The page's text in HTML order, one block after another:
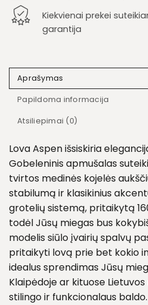
Kiekvienai prekei
garantija
Aprašymas
Papildoma informacija
Atsiliepimai (0)
Lova Aspen išsiskiria
Gobeleninis apmušalas
tvirtos medinės kojelės
stabilumą ir klasikinius
grotelių sistemą, pritaikytą
todėl Jūsų miegas bus
modelis siūlo įvairių spalvų
pritaikyti lovą prie bet kokio
idealus sprendimas Jūsų
Klaipėdoje ar kituose
stilingo ir funkcionalaus baldo.